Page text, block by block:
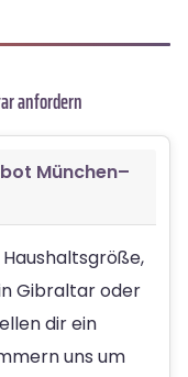
anfordern
München–
Gibraltar oder
dir ein
uns um